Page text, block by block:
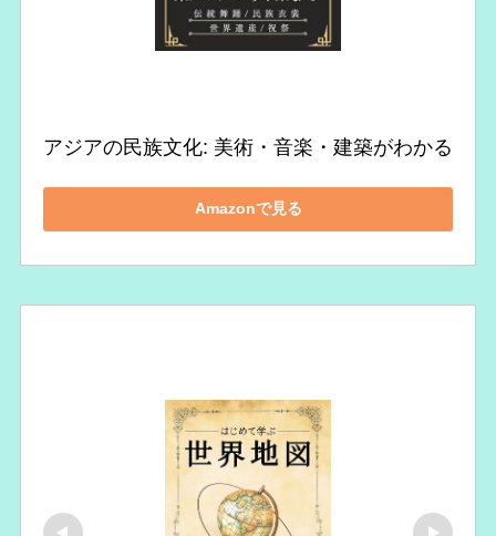
アジアの民族文化: 美術・音楽・建築がわかる
Amazonで見る